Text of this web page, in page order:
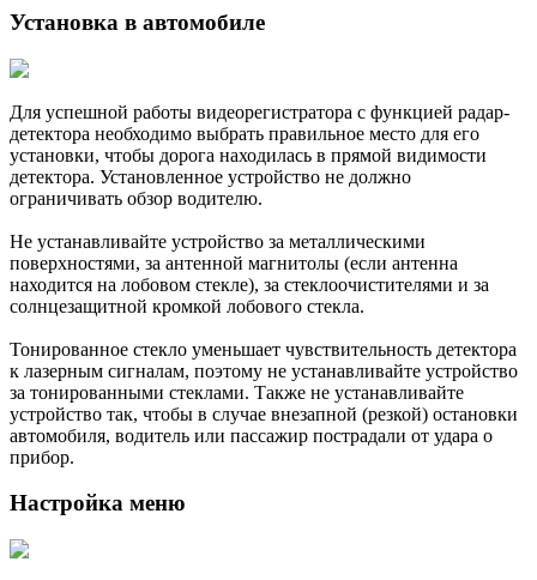
Установка в автомобиле
Для успешной работы видеорегистратора с функцией радар-
детектора необходимо выбрать правильное место для его
установки, чтобы дорога находилась в прямой видимости
детектора. Установленное устройство не должно
ограничивать обзор водителю.
Не устанавливайте устройство за металлическими
поверхностями, за антенной магнитолы (если антенна
находится на лобовом стекле), за стеклоочистителями и за
солнцезащитной кромкой лобового стекла.
Тонированное стекло уменьшает чувствительность детектора
к лазерным сигналам, поэтому не устанавливайте устройство
за тонированными стеклами. Также не устанавливайте
устройство так, чтобы в случае внезапной (резкой) остановки
автомобиля, водитель или пассажир пострадали от удара о
прибор.
Настройка меню